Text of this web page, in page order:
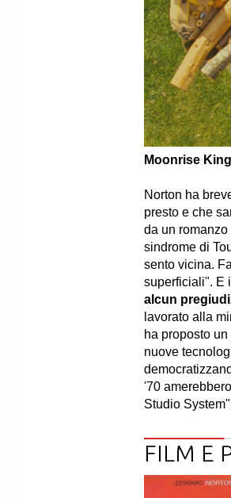
Moonrise
Norton ha
presto e che
da un
sindrome di
sento vicina.
superficiali". E
alcun
lavorato alla
ha proposto
nuove
'70
Studio
FILM E